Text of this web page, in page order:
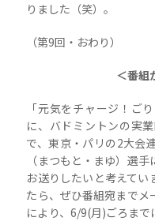
りました（笑）。
（第9回・おわり）
＜番組
「元気をチャージ！ご
に、バドミントンの実
で、東京・パリの2大会
（まつもと・まゆ）選
お送りしたいと考えてい
たら、ぜひ番組宛までメ
により、6/9(月)ごろま